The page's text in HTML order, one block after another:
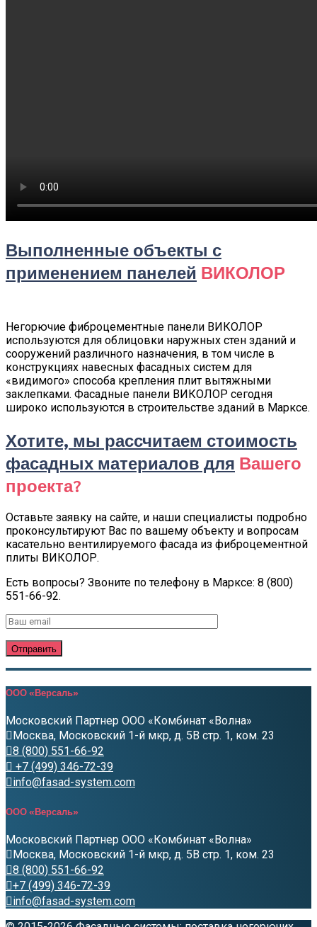
Выполненные объекты с
применением панелей ВИКОЛОР
Негорючие фиброцементные панели ВИКОЛОР
используются для облицовки наружных стен зданий и
сооружений различного назначения, в том числе в
конструкциях навесных фасадных систем для
«видимого» способа крепления плит вытяжными
заклепками. Фасадные панели ВИКОЛОР сегодня
широко используются в строительстве зданий в Марксе.
Хотите, мы рассчитаем стоимость
фасадных материалов для Вашего
проекта?
Оставьте заявку на сайте, и наши специалисты подробно
проконсультируют Вас по вашему объекту и вопросам
касательно вентилируемого фасада из фиброцементной
плиты ВИКОЛОР.
Есть вопросы? Звоните по телефону в Марксе: 8 (800)
551-66-92.
ООО «Версаль»
Московский Партнер ООО «Комбинат «Волна»
Москва, Московский 1-й мкр, д. 5В стр. 1, ком. 23
8 (800) 551-66-92
+7 (499) 346-72-39
info@fasad-system.com
ООО «Версаль»
Московский Партнер ООО «Комбинат «Волна»
Москва, Московский 1-й мкр, д. 5В стр. 1, ком. 23
8 (800) 551-66-92
+7 (499) 346-72-39
info@fasad-system.com